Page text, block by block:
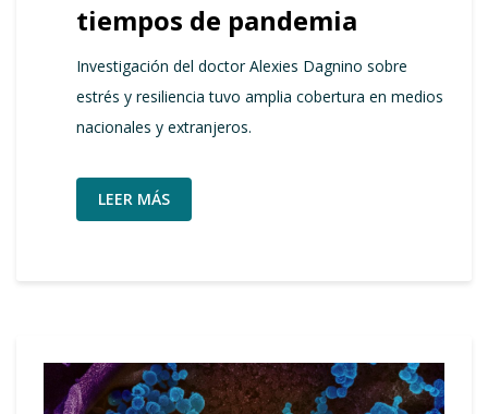
tiempos de pandemia
Investigación del doctor Alexies Dagnino sobre
estrés y resiliencia tuvo amplia cobertura en medios
nacionales y extranjeros.
LEER MÁS